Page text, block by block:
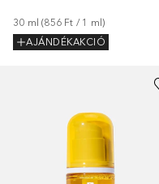
30 ml (856 Ft / 1 ml)
AJÁNDÉKAKCIÓ